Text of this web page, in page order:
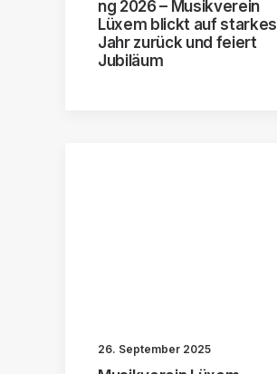
ng 2026 – Musikverein
Lüxem blickt auf starkes
Jahr zurück und feiert
Jubiläum
26. September 2025